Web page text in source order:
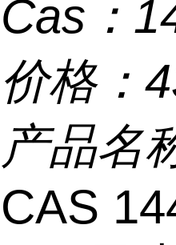
Cas：
价格：
产品名
CAS